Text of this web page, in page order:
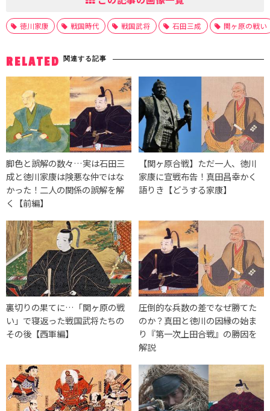
徳川家康 戦国時代 戦国武将 石田三成 関ヶ原の戦い
RELATED 関連する記事
脚色と誤解の数々…実は石田三
成と徳川家康は険悪な仲ではな
かった！二人の関係の誤解を解
く【前編】
【関ヶ原合戦】ただ一人、徳川
家康に宣戦布告！真田昌幸かく
語りき【どうする家康】
裏切りの果てに…「関ヶ原の戦
い」で寝返った戦国武将たちの
その後【西軍編】
圧倒的な兵数の差でなぜ勝てた
のか？真田と徳川の因縁の始ま
り『第一次上田合戦』の勝因を
解説